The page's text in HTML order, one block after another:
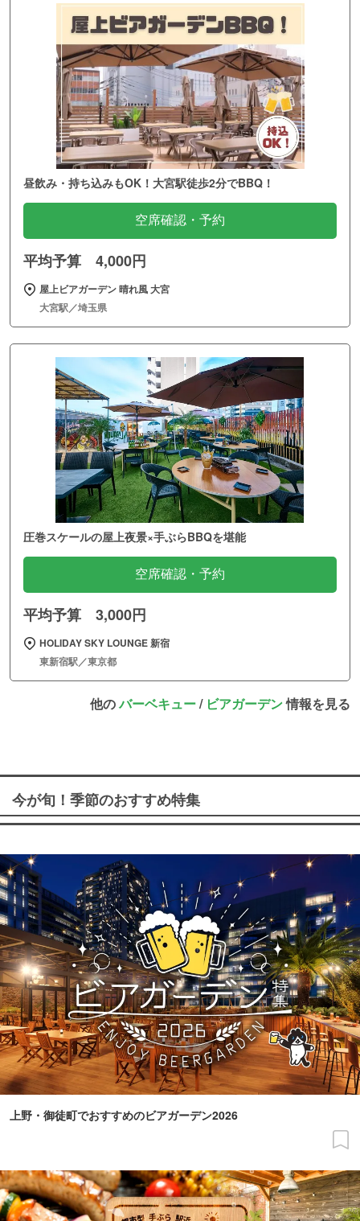
昼飲み・持ち込みもOK！大宮駅徒歩2分でBBQ！
空席確認・予約
平均予算 4,000円
屋上ビアガーデン 晴れ風 大宮
大宮駅／埼玉県
圧巻スケールの屋上夜景×手ぶらBBQを堪能
空席確認・予約
平均予算 3,000円
HOLIDAY SKY LOUNGE 新宿
東新宿駅／東京都
他のバーベキュー/ ビアガーデン情報を見る
今が旬！季節のおすすめ特集
上野・御徒町でおすすめのビアガーデン2026